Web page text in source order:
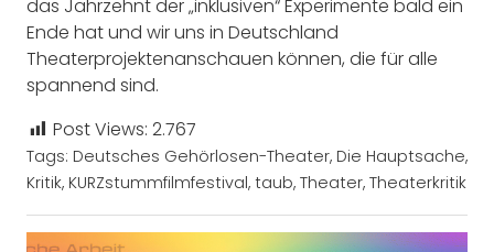
das Jahrzehnt der „inklusiven“ Experimente bald ein
Ende hat und wir uns in Deutschland
Theaterprojektenanschauen können, die für alle
spannend sind.
Post Views: 2.767
Tags: Deutsches Gehörlosen-Theater, Die Hauptsache,
Kritik, KURZstummfilmfestival, taub, Theater, Theaterkritik